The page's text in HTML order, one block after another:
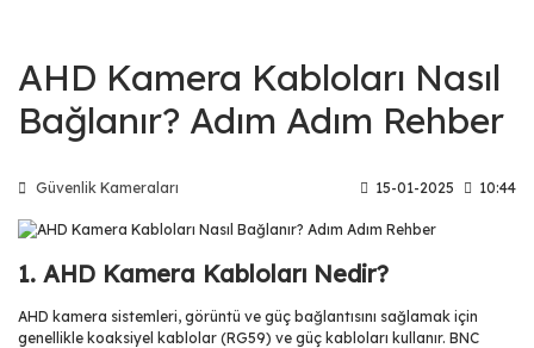
AHD Kamera Kabloları Nasıl
Bağlanır? Adım Adım Rehber
Güvenlik Kameraları 15-01-2025 10:44
1. AHD Kamera Kabloları Nedir?
AHD kamera sistemleri, görüntü ve güç bağlantısını sağlamak için
genellikle koaksiyel kablolar (RG59) ve güç kabloları kullanır. BNC